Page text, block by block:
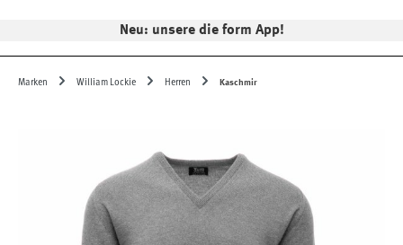
Neu: unsere die form App!
Marken William Lockie Herren Kaschmir